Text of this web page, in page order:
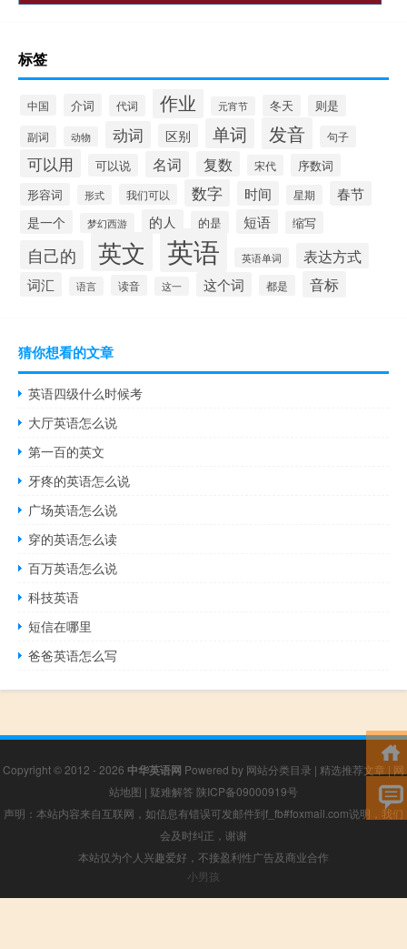
标签
中国 介词 代词 作业 元宵节 冬天
则是
副词
动物 动词 区别 单词 发音 句子
可以用 可以说 名词 复数 宋代
序数词
形容词
形式 我们可以 数字 时间 星期 春节
是一个 梦幻西游 的人 的是 短语 缩写
自己的 英文 英语 英语单词 表达方式
词汇 语言 读音 这一 这个词 都是 音标
猜你想看的文章
英语四级什么时候考
大厅英语怎么说
第一百的英文
牙疼的英语怎么说
广场英语怎么说
穿的英语怎么读
百万英语怎么说
科技英语
短信在哪里
爸爸英语怎么写
Copyright © 2012 - 2026 中华英语网 Powered by 网站分类目录 | 精选推荐文章 | 网
站地图 | 疑难解答 陕ICP备09000919号
声明：本站内容来自互联网，如信息有错误可发邮件到f_fb#foxmail.com说明，我们
会及时纠正，谢谢
本站仅为个人兴趣爱好，不接盈利性广告及商业合作
小男孩